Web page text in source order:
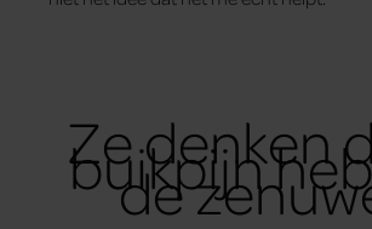
Ze denken
buikpijn
de